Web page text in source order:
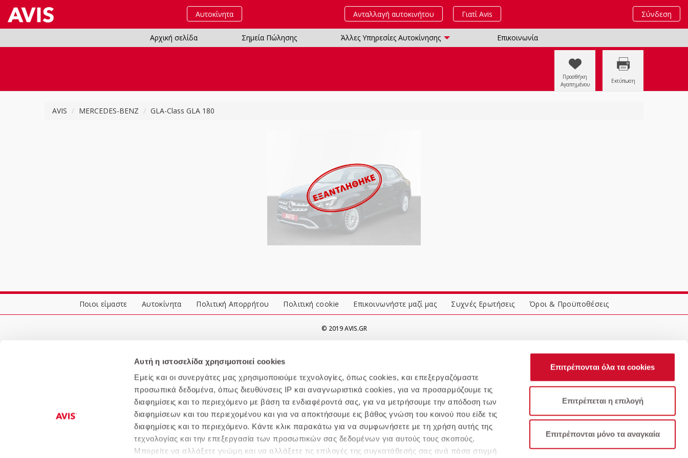
Αυτή η ιστοσελίδα χρησιμοποιεί cookies
Εμείς και οι συνεργάτες μας χρησιμοποιούμε τεχνολογίες, όπως cookies, και επεξεργαζόμαστε
προσωπικά δεδομένα, όπως διευθύνσεις IP και αναγνωριστικά cookies, για να προσαρμόζουμε τις
διαφημίσεις και το περιεχόμενο με βάση τα ενδιαφέροντά σας, για να μετρήσουμε την απόδοση των
διαφημίσεων και του περιεχομένου και για να αποκτήσουμε εις βάθος γνώση του κοινού που είδε τις
διαφημίσεις και το περιεχόμενο. Κάντε κλικ παρακάτω για να συμφωνήσετε με τη χρήση αυτής της
τεχνολογίας και την επεξεργασία των προσωπικών σας δεδομένων για αυτούς τους σκοπούς.
Μπορείτε να αλλάξετε γνώμη και να αλλάξετε τις επιλογές της συγκατάθεσής σας ανά πάσα στιγμή
Επιτρέπονται όλα τα cookies
Επιτρέπεται η επιλογή
Επιτρέπονται μόνο τα αναγκαία
Αυτοκίνητα Ανταλλαγή αυτοκινήτου Γιατί Avis Σύνδεση
Αρχική σελίδα Σημεία Πώλησης Άλλες Υπηρεσίες Αυτοκίνησης Επικοινωνία
Προσθήκη
Αγαπημένου
Εκτύπωση
AVIS MERCEDES-BENZ GLA-Class GLA 180
Ποιοι είμαστε Αυτοκίνητα Πολιτική Απορρήτου Πολιτική cookie Επικοινωνήστε μαζί μας Συχνές Ερωτήσεις Όροι & Προϋποθέσεις
© 2019 AVIS.GR